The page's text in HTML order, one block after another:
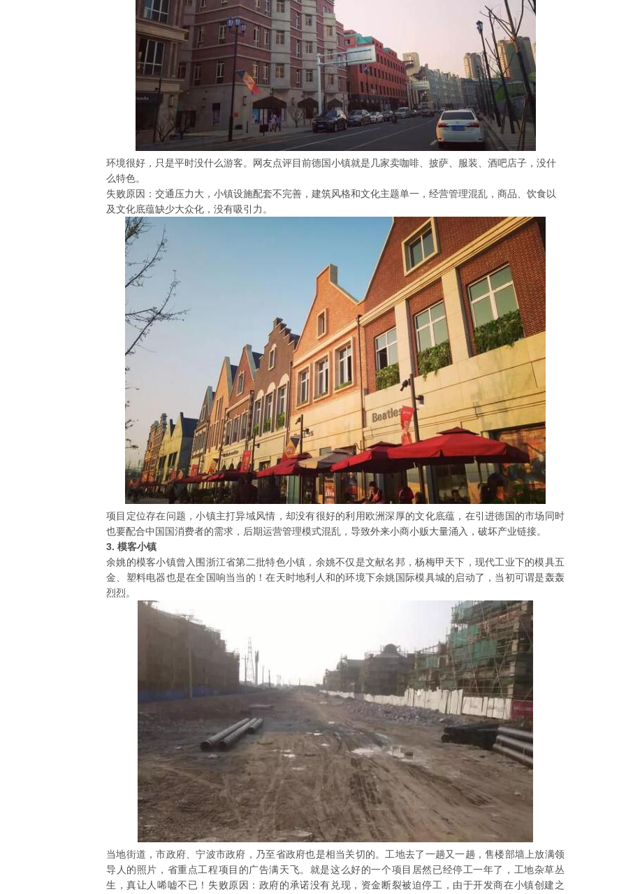
环境很好，只是平时没什么游客。网友点评目前德国小镇就是几家卖咖啡、披萨、服装、酒吧店子，没什
么特色。
失败原因：交通压力大，小镇设施配套不完善，建筑风格和文化主题单一，经营管理混乱，商品、饮食以
及文化底蕴缺少大众化，没有吸引力。
项目定位存在问题，小镇主打异域风情，却没有很好的利用欧洲深厚的文化底蕴，在引进德国的市场同时
也要配合中国国消费者的需求，后期运营管理模式混乱，导致外来小商小贩大量涌入，破坏产业链接。
3. 模客小镇
余姚的模客小镇曾入围浙江省第二批特色小镇，余姚不仅是文献名邦，杨梅甲天下，现代工业下的模具五
金、塑料电器也是在全国响当当的！在天时地利人和的环境下余姚国际模具城的启动了，当初可谓是轰轰
烈烈。
当地街道，市政府、宁波市政府，乃至省政府也是相当关切的。工地去了一趟又一趟，售楼部墙上放满领
导人的照片，省重点工程项目的广告满天飞。就是这么好的一个项目居然已经停工一年了，工地杂草丛
生，真让人唏嘘不已！失败原因：政府的承诺没有兑现，资金断裂被迫停工，由于开发商在小镇创建之